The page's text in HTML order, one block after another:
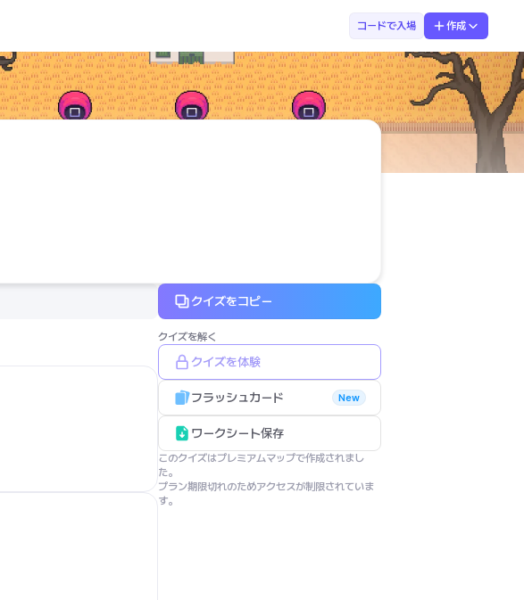
コードで入場 作成
インコ
クイズをコピー
クイズを解く
クイズを体験
フラッシュカード New
ワークシート保存
このクイズはプレミアムマップで作成されまし
た。
プラン期限切れのためアクセスが制限されていま
す。